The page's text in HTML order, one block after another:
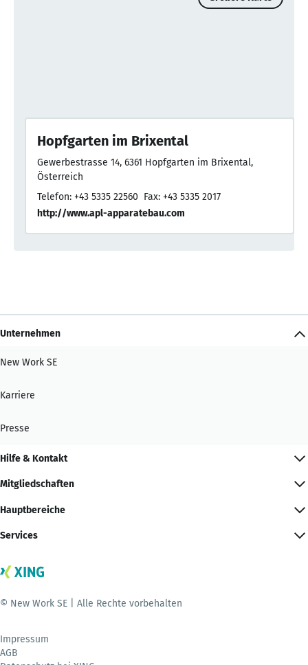
Hopfgarten im Brixental
Gewerbestrasse 14, 6361 Hopfgarten im Brixental,
Österreich
Telefon: +43 5335 22560 Fax: +43 5335 2017
http://www.apl-apparatebau.com
Unternehmen
New Work SE
Karriere
Presse
Hilfe & Kontakt
Mitgliedschaften
Hauptbereiche
Services
© New Work SE | Alle Rechte vorbehalten
Impressum
AGB